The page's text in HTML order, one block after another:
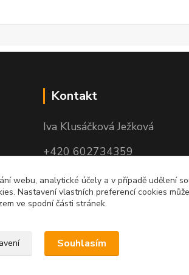
Kontakt
Iva Klusáčková Ježková
+420 602734359
(po-pá 10.00-17.00hod)
iva@ivadekor.cz
webu, analytické účely a v případě udělení
Nastavení vlastních preferencí cookies
ve spodní části stránek.
Souhlasím